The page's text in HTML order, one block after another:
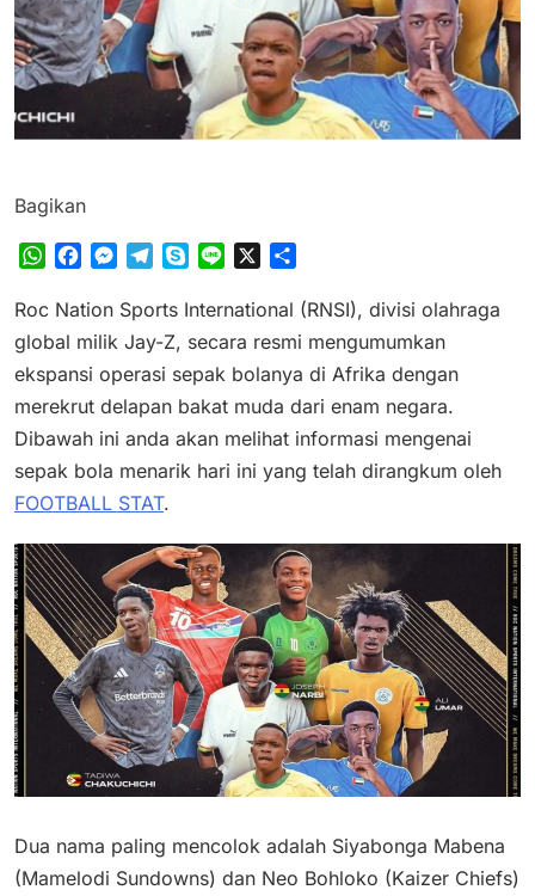
Bagikan
WhatsApp
FacebookMessenger
TelegramSkypeLine
Roc Nation Sports International (RNSI), divisi olahraga
global milik Jay-Z, secara resmi mengumumkan
ekspansi operasi sepak bolanya di Afrika dengan
merekrut delapan bakat muda dari enam negara.
Dibawah ini anda akan melihat informasi mengenai
sepak bola menarik hari ini yang telah dirangkum oleh
FOOTBALL STAT.
Dua nama paling mencolok adalah Siyabonga Mabena
(Mamelodi Sundowns) dan Neo Bohloko (Kaizer Chiefs)